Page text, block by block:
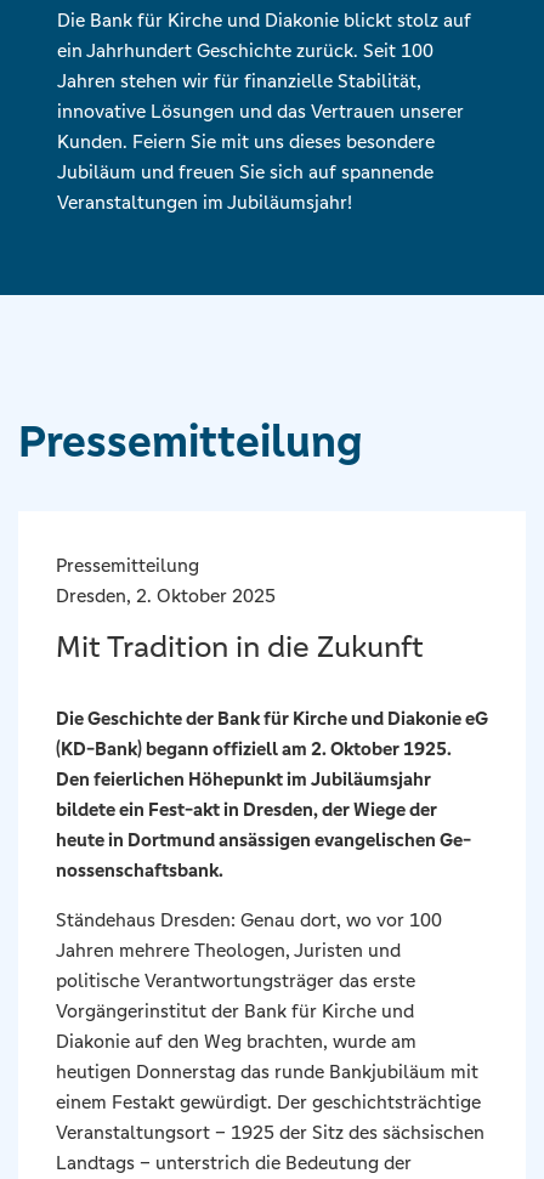
Die Bank für Kirche und Diakonie blickt stolz auf
ein Jahrhundert Geschichte zurück. Seit 100
Jahren stehen wir für finanzielle Stabilität,
innovative Lösungen und das Vertrauen unserer
Kunden. Feiern Sie mit uns dieses besondere
Jubiläum und freuen Sie sich auf spannende
Veranstaltungen im Jubiläumsjahr!
Pressemitteilung
Pressemitteilung
Dresden, 2. Oktober 2025
Mit Tradition in die Zukunft
Die Geschichte der Bank für Kirche und Diakonie eG
(KD-Bank) begann offiziell am 2. Oktober 1925.
Den feierlichen Höhepunkt im Jubiläumsjahr
bildete ein Fest-akt in Dresden, der Wiege der
heute in Dortmund ansässigen evangelischen Ge-
nossenschaftsbank.
Ständehaus Dresden: Genau dort, wo vor 100
Jahren mehrere Theologen, Juristen und
politische Verantwortungsträger das erste
Vorgängerinstitut der Bank für Kirche und
Diakonie auf den Weg brachten, wurde am
heutigen Donnerstag das runde Bankjubiläum mit
einem Festakt gewürdigt. Der geschichtsträchtige
Veranstaltungsort – 1925 der Sitz des sächsischen
Landtags – unterstrich die Bedeutung der